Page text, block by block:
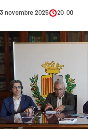
AMBIENTE
SOCIETÀ
CULTURA
ECONOMIA E LAVORO
EVENTI
SPORT
3 novembre 2025 20:00